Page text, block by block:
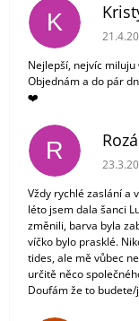
K
Nejlepší, nejvíc
Objednám a do pár
❤️
R
Vždy rychlé zaslání a
léto jsem dala šanci
změnili, barva byla
víčko bylo prasklé.
tides, ale mě vůbec
určitě něco
Doufám že to